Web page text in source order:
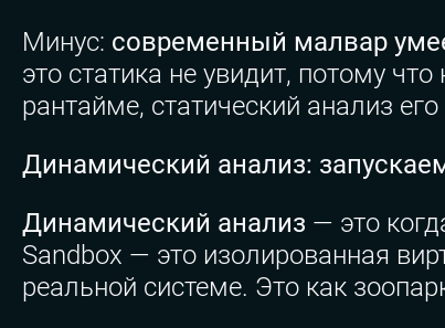
Минус: современный малвар
это статика не увидит, потому
рантайме, статический анализ его
Динамический анализ:
Динамический анализ — это
Sandbox — это изолированная
реальной системе. Это как